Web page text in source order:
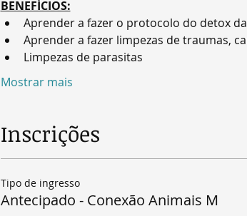
BENEFÍCIOS:
Aprender a fazer o protocolo do detox
Aprender a fazer limpezas de traumas,
Limpezas de parasitas
Mostrar mais
Inscrições
Tipo de ingresso
Antecipado - Conexão Animais M